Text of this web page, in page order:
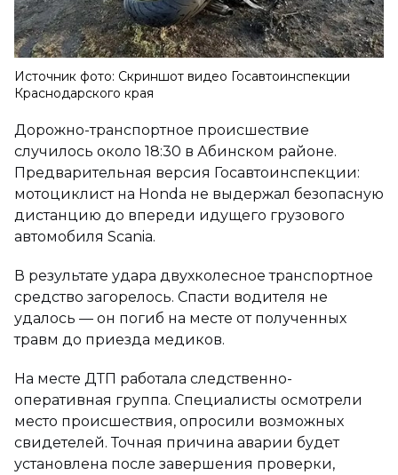
Источник фото: Скриншот видео Госавтоинспекции
Краснодарского края
Дорожно-транспортное происшествие
случилось около 18:30 в Абинском районе.
Предварительная версия Госавтоинспекции:
мотоциклист на Honda не выдержал безопасную
дистанцию до впереди идущего грузового
автомобиля Scania.
В результате удара двухколесное транспортное
средство загорелось. Спасти водителя не
удалось — он погиб на месте от полученных
травм до приезда медиков.
На месте ДТП работала следственно-
оперативная группа. Специалисты осмотрели
место происшествия, опросили возможных
свидетелей. Точная причина аварии будет
установлена после завершения проверки,